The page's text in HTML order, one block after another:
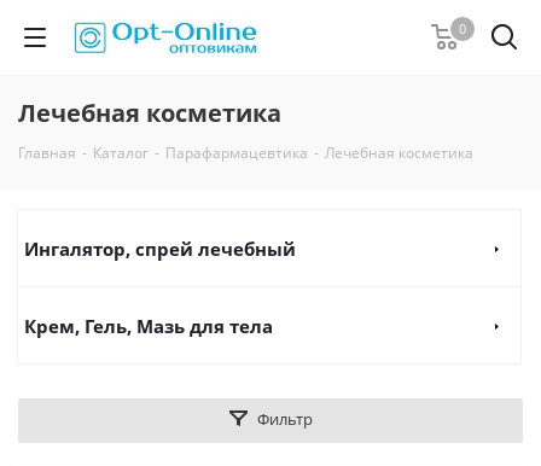
0
Лечебная косметика
Главная - Каталог - Парафармацевтика - Лечебная косметика
Ингалятор, спрей лечебный
Крем, Гель, Мазь для тела
Фильтр